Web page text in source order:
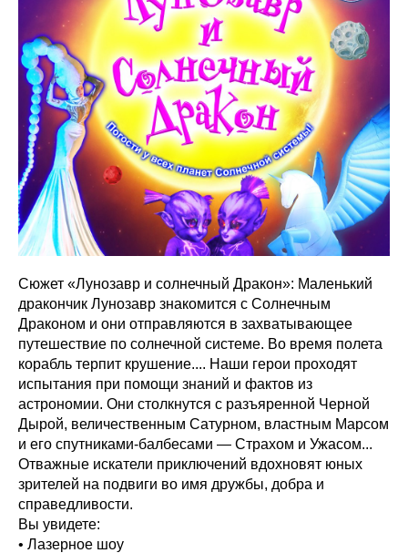
Сюжет «Лунозавр и солнечный Дракон»: Маленький
дракончик Лунозавр знакомится с Солнечным
Драконом и они отправляются в захватывающее
путешествие по солнечной системе. Во время полета
корабль терпит крушение.... Наши герои проходят
испытания при помощи знаний и фактов из
астрономии. Они столкнутся с разъяренной Черной
Дырой, величественным Сатурном, властным Марсом
и его спутниками-балбесами — Страхом и Ужасом...
Отважные искатели приключений вдохновят юных
зрителей на подвиги во имя дружбы, добра и
справедливости.
Вы увидете:
• Лазерное шоу